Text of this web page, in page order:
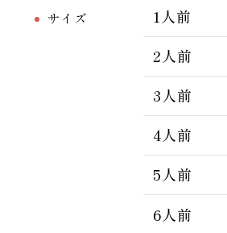
サイズ
1人前
2人前
3人前
4人前
5人前
6人前